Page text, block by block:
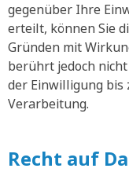
gegenüber Ihre
erteilt, können Sie
Gründen mit
berührt jedoch
der Einwilligung
Verarbeitung.
Recht auf